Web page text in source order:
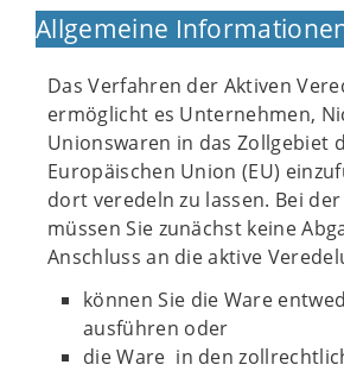
Allgemeine
Das Verfahren der Aktiven
ermöglicht es Unternehmen,
Unionswaren in das Zollgebiet
Europäischen Union (EU)
dort veredeln zu lassen. Bei
müssen Sie zunächst keine
Anschluss an die aktive
können Sie die Ware
ausführen oder
die Ware in den